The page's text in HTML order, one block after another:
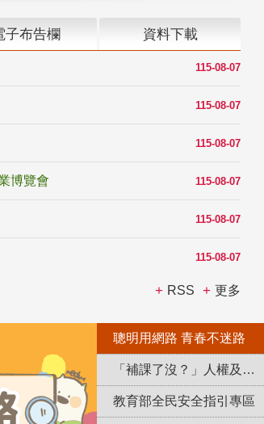
子布告欄 資料下載
115-08-07
115-08-07
115-08-07
115-08-07
博覽會
115-08-07
115-08-07
RSS 更多
聰明用網路 青春不迷路
「補課了沒？」人權及轉型正義教育專區
教育部全民安全指引專區